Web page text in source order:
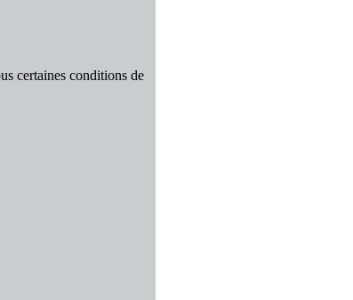
certaines conditions de